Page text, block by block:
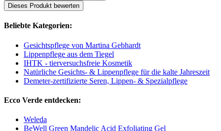
Dieses Produkt bewerten
Beliebte Kategorien:
Gesichtspflege von Martina Gebhardt
Lippenpflege aus dem Tiegel
IHTK - tierversuchsfreie Kosmetik
Natürliche Gesichts- & Lippenpflege für die kalte Jahreszeit
Demeter-zertifizierte Seren, Lippen- & Spezialpflege
Ecco Verde entdecken:
Weleda
BeWell Green Mandelic Acid Exfoliating Gel